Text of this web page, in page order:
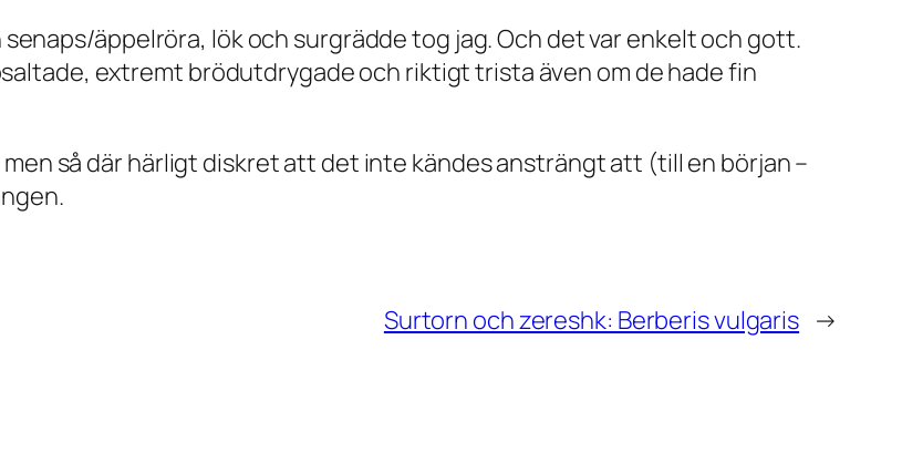
äppelröra, lök och surgrädde tog jag. Och det var enkelt och gott.
extremt brödutdrygade och riktigt trista även om de hade fin
så där härligt diskret att det inte kändes ansträngt att (till en början –
Surtorn och zereshk: Berberis vulgaris →